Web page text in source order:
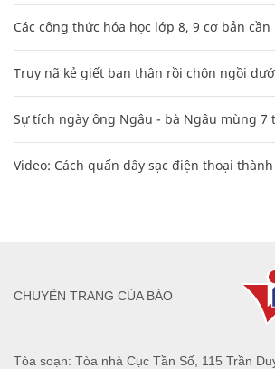
Các công thức hóa học lớp 8, 9 cơ bản
Truy nã kẻ giết bạn thân rồi chôn ngồi
Sự tích ngày ông Ngâu - bà Ngâu mùng 7
Video: Cách quấn dây sạc điện thoại
Tòa soạn: Tòa nhà Cục Tần Số, 115 Trần
CHUYÊN TRANG CỦA BÁO